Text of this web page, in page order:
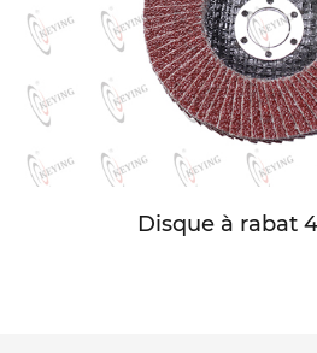
Disque à rabat